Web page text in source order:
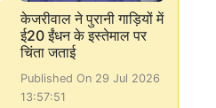
केजरीवाल ने पुरानी गाड़ियों में
ई20 ईंधन के इस्तेमाल पर
चिंता जताई
Published On 29 Jul 2026
13:57:51